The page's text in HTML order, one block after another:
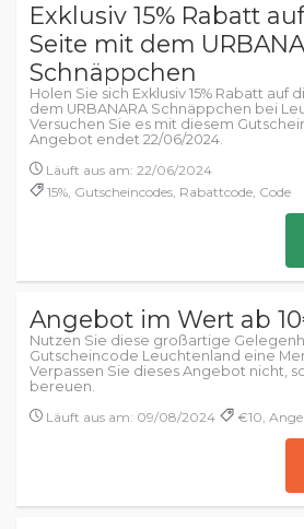
Exklusiv 15% Rabatt
Seite mit dem
Schnäppchen
Holen Sie sich Exklusiv 15% Rabatt
dem URBANARA Schnäppchen bei
Versuchen Sie es mit diesem Gutschein
Angebot endet 22/06/2024.
Läuft aus am: 22/06/2024
15%, Gutscheincodes, Rabattcode, Code
Angebot im Wert ab
Nutzen Sie diese großartige
Gutscheincode Leuchtenland eine
Verpassen Sie dieses Angebot nicht,
bereuen.
Läuft aus am: 09/08/2024
€10,